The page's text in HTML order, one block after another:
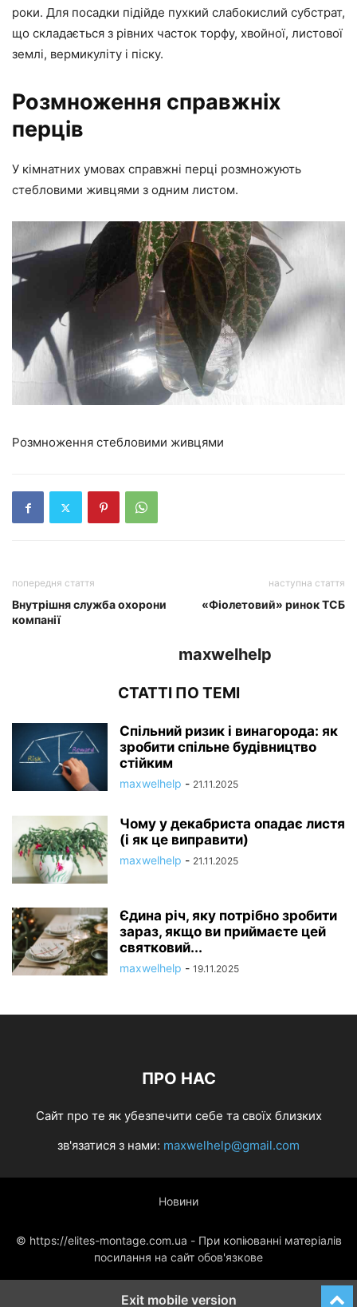
роки. Для посадки підійде пухкий слабокислий субстрат,
що складається з рівних часток торфу, хвойної, листової
землі, вермикуліту і піску.
Розмноження справжніх
перців
У кімнатних умовах справжні перці розмножують
стебловими живцями з одним листом.
Розмноження стебловими живцями
попередня стаття
Внутрішня служба охорони
компанії
наступна стаття
«Фіолетовий» ринок ТСБ
maxwelhelp
СТАТТІ ПО ТЕМІ
Спільний ризик і винагорода: як
зробити спільне будівництво
стійким
maxwelhelp - 21.11.2025
Чому у декабриста опадає листя
(і як це виправити)
maxwelhelp - 21.11.2025
Єдина річ, яку потрібно зробити
зараз, якщо ви приймаєте цей
святковий...
maxwelhelp - 19.11.2025
ПРО НАС
Cайт про те як убезпечити себе та своїх близких
зв'язатися з нами: maxwelhelp@gmail.com
Новини
© https://elites-montage.com.ua - При копіюванні матеріалів
посилання на сайт обов'язкове
Exit mobile version